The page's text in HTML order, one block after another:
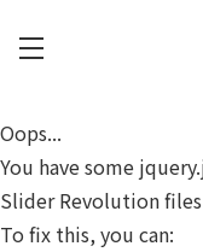
Oops...
You have some
Slider Revolution
To fix this, you can: